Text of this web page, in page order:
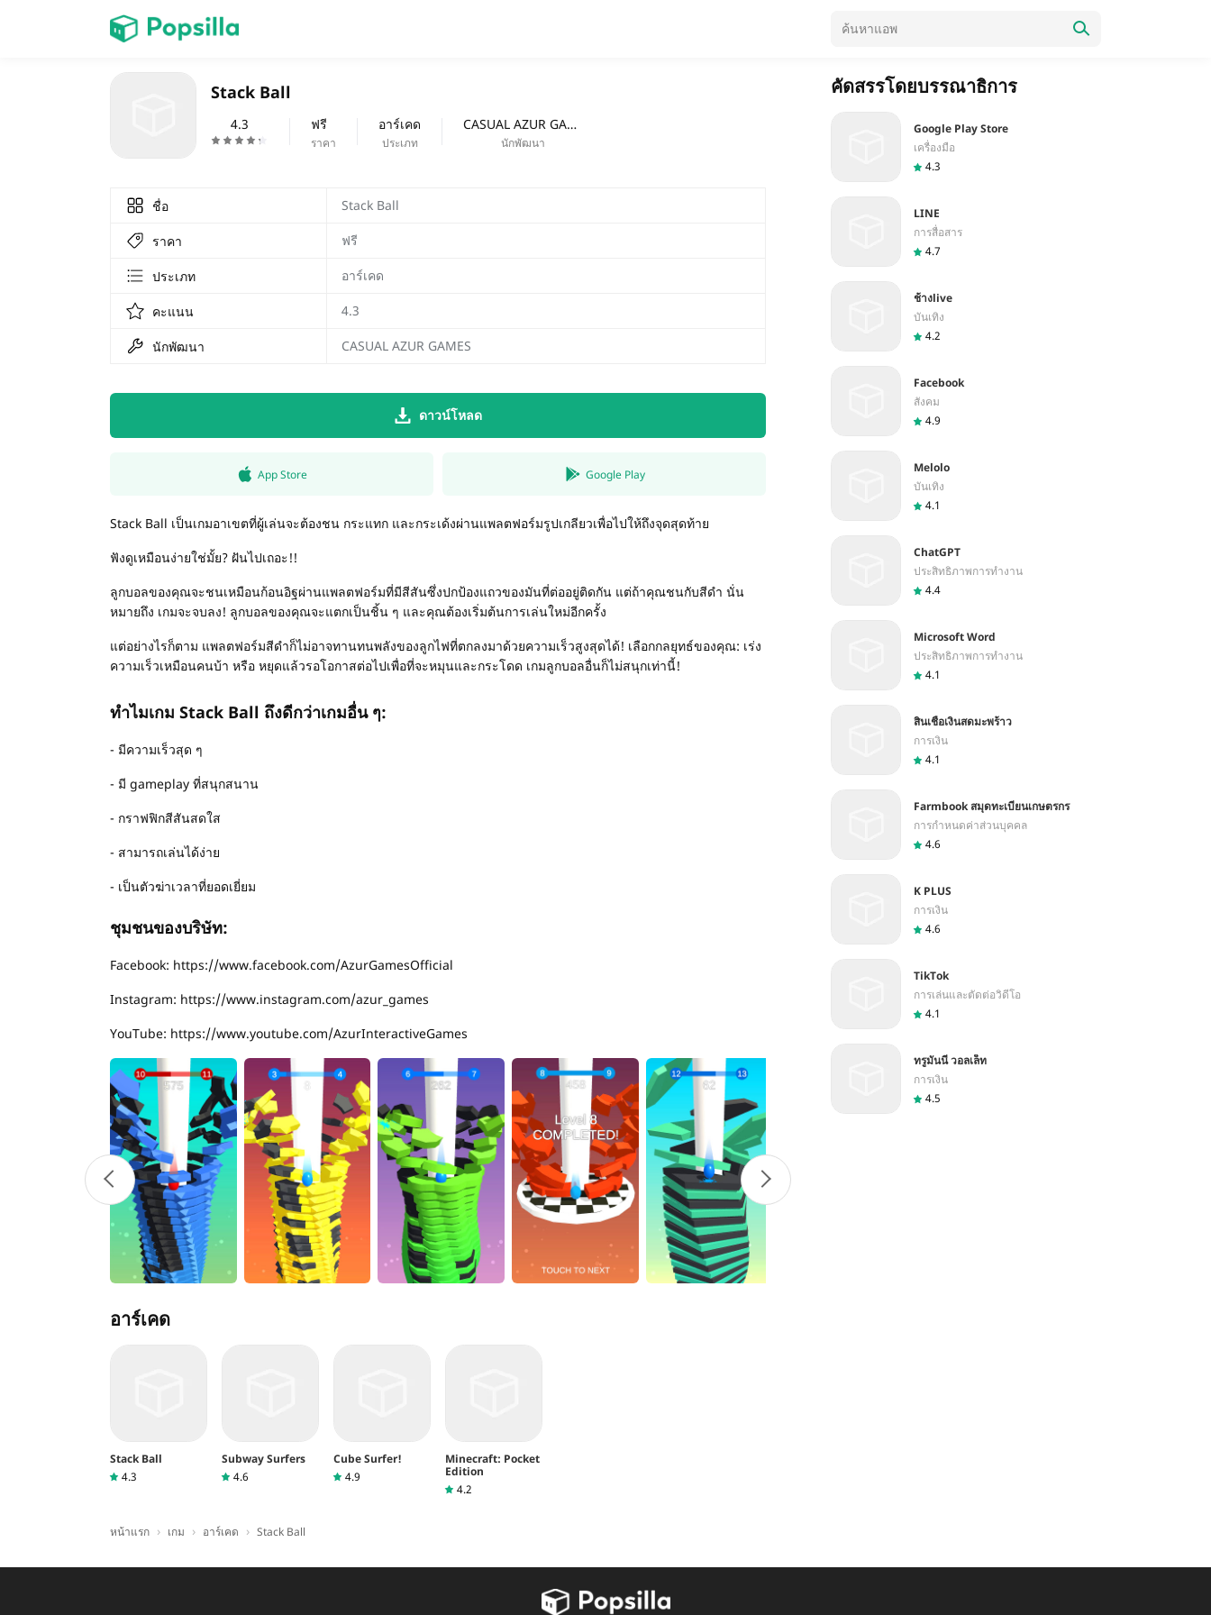
Stack Ball
4.3 ฟรี
ราคา
อาร์เคด
ประเภท
CASUAL AZUR GAMES
นักพัฒนา
ชื่อ Stack Ball
ราคา ฟรี
ประเภท อาร์เคด
คะแนน 4.3
นักพัฒนา CASUAL AZUR GAMES
ดาวน์โหลด
App Store Google Play
Stack Ball เป็นเกมอาเขตที่ผู้เล่นจะต้องชน กระแทก และกระเด้งผ่านแพลตฟอร์มรูปเกลียวเพื่อไปให้ถึงจุดสุดท้าย
ฟังดูเหมือนง่ายใช่มั้ย? ฝันไปเถอะ!!
ลูกบอลของคุณจะชนเหมือนก้อนอิฐผ่านแพลตฟอร์มที่มีสีสันซึ่งปกป้องแถวของมันที่ต่ออยู่ติดกัน แต่ถ้าคุณชนกับสีดำ นั่น
หมายถึง เกมจะจบลง! ลูกบอลของคุณจะแตกเป็นชิ้น ๆ และคุณต้องเริ่มต้นการเล่นใหม่อีกครั้ง
แต่อย่างไรก็ตาม แพลตฟอร์มสีดำก็ไม่อาจทานทนพลังของลูกไฟที่ตกลงมาด้วยความเร็วสูงสุดได้! เลือกกลยุทธ์ของคุณ: เร่ง
ความเร็วเหมือนคนบ้า หรือ หยุดแล้วรอโอกาสต่อไปเพื่อที่จะหมุนและกระโดด เกมลูกบอลอื่นก็ไม่สนุกเท่านี้!
ทำไมเกม Stack Ball ถึงดีกว่าเกมอื่น ๆ:
- มีความเร็วสุด ๆ
- มี gameplay ที่สนุกสนาน
- กราฟฟิกสีสันสดใส
- สามารถเล่นได้ง่าย
- เป็นตัวฆ่าเวลาที่ยอดเยี่ยม
ชุมชนของบริษัท:
Facebook: https://www.facebook.com/AzurGamesOfficial
Instagram: https://www.instagram.com/azur_games
YouTube: https://www.youtube.com/AzurInteractiveGames
อาร์เคด
Stack Ball
4.3
Subway Surfers
4.6
Cube Surfer!
4.9
Minecraft: Pocket
Edition
4.2
หน้าแรก › เกม › อาร์เคด › Stack Ball
คัดสรรโดยบรรณาธิการ
Google Play Store
เครื่องมือ
4.3
LINE
การสื่อสาร
4.7
ช้างlive
บันเทิง
4.2
Facebook
สังคม
4.9
Melolo
บันเทิง
4.1
ChatGPT
ประสิทธิภาพการทำงาน
4.4
Microsoft Word
ประสิทธิภาพการทำงาน
4.1
สินเชื่อเงินสดมะพร้าว
การเงิน
4.1
Farmbook สมุดทะเบียนเกษตรกร
การกำหนดค่าส่วนบุคคล
4.6
K PLUS
การเงิน
4.6
TikTok
การเล่นและตัดต่อวิดีโอ
4.1
ทรูมันนี่ วอลเล็ท
การเงิน
4.5